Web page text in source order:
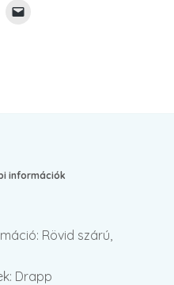
információk
Rövid szárú,
Drapp